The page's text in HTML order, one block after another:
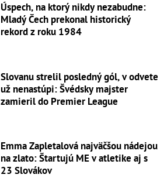
Úspech, na ktorý nikdy nezabudne:
Mladý Čech prekonal historický
rekord z roku 1984
Slovanu strelil posledný gól, v odvete
už nenastúpi: Švédsky majster
zamieril do Premier League
Emma Zapletalová najväčšou nádejou
na zlato: Štartujú ME v atletike aj s
23 Slovákov